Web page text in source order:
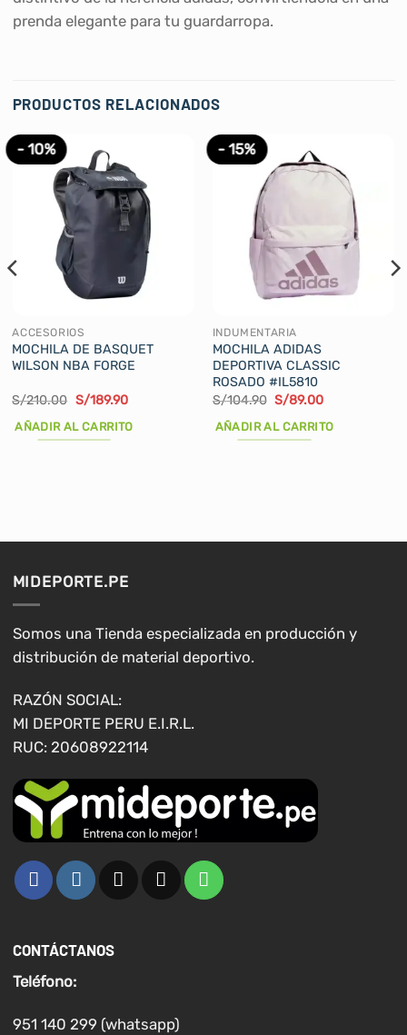
prenda elegante para tu guardarropa.
PRODUCTOS RELACIONADOS
- 10%
ACCESORIOS
MOCHILA DE BASQUET
WILSON NBA FORGE
S/210.00 El
original
era:
S/189.90El
actual
AÑADIR AL CARRITO
- 15%
INDUMENTARIA
MOCHILA ADIDAS
DEPORTIVA CLASSIC
ROSADO #IL5810
S/104.90 El
original
era:
S/89.00El
actual
AÑADIR AL CARRITO
MIDEPORTE.PE
Somos una Tienda especializada en producción y
distribución de material deportivo.
RAZÓN SOCIAL:
MI DEPORTE PERU E.I.R.L.
RUC: 20608922114
CONTÁCTANOS
Teléfono:
951 140 299 (whatsapp)